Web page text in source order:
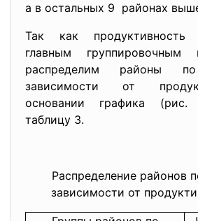
а в остальных 9 районах
Так как продуктивность
главным группировочным
распределим районы
зависимости от
основании графика
таблицу 3.
Распределение районов
зависимости от